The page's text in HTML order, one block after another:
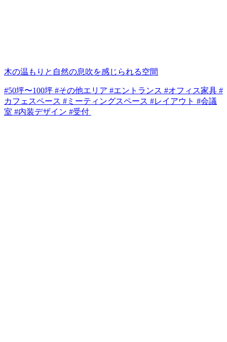
木の温もりと自然の息吹を感じられる空間
#50坪〜100坪 #その他エリア #エントランス #オフィス家具 #
カフェスペース #ミーティングスペース #レイアウト #会議
室 #内装デザイン #受付